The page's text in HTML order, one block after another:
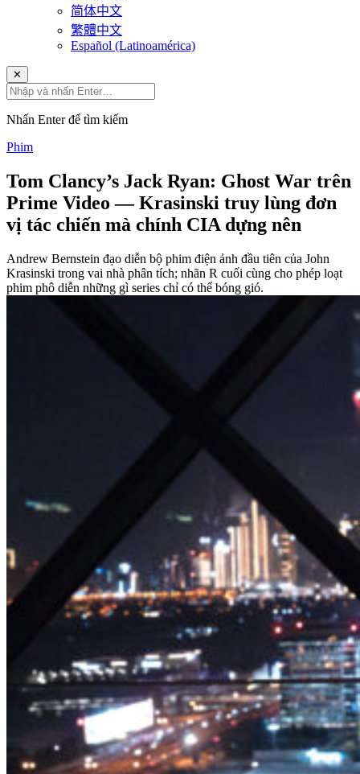
简体中文
繁體中文
Español (Latinoamérica)
✕
Nhấn Enter để tìm kiếm
Phim
Tom Clancy’s Jack Ryan: Ghost War trên
Prime Video — Krasinski truy lùng đơn
vị tác chiến mà chính CIA dựng nên
Andrew Bernstein đạo diễn bộ phim điện ảnh đầu tiên của John
Krasinski trong vai nhà phân tích; nhãn R cuối cùng cho phép loạt
phim phô diễn những gì series chỉ có thể bóng gió.